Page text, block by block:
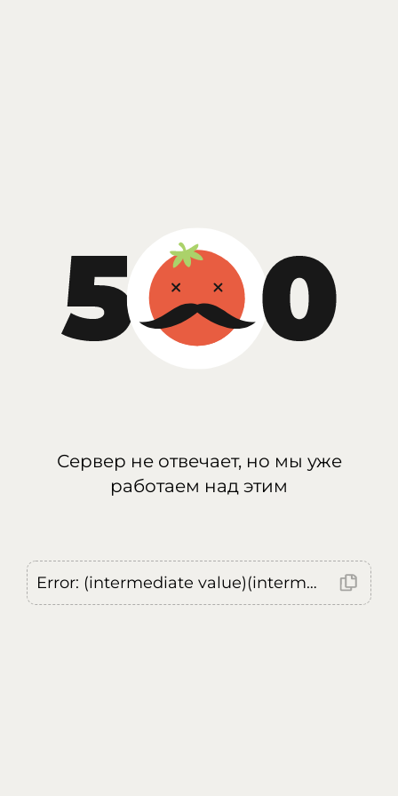
Сервер не отвечает, но мы уже
работаем над этим
Error: (intermediate value)(intermediate value)(intermediate value).replaceAll is not a function